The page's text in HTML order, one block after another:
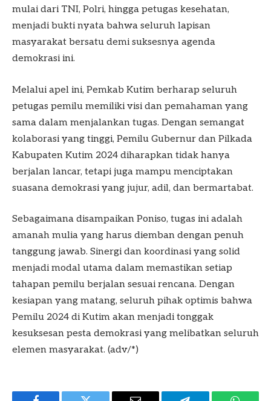
mulai dari TNI, Polri, hingga petugas kesehatan,
menjadi bukti nyata bahwa seluruh lapisan
masyarakat bersatu demi suksesnya agenda
demokrasi ini.
Melalui apel ini, Pemkab Kutim berharap seluruh
petugas pemilu memiliki visi dan pemahaman yang
sama dalam menjalankan tugas. Dengan semangat
kolaborasi yang tinggi, Pemilu Gubernur dan Pilkada
Kabupaten Kutim 2024 diharapkan tidak hanya
berjalan lancar, tetapi juga mampu menciptakan
suasana demokrasi yang jujur, adil, dan bermartabat.
Sebagaimana disampaikan Poniso, tugas ini adalah
amanah mulia yang harus diemban dengan penuh
tanggung jawab. Sinergi dan koordinasi yang solid
menjadi modal utama dalam memastikan setiap
tahapan pemilu berjalan sesuai rencana. Dengan
kesiapan yang matang, seluruh pihak optimis bahwa
Pemilu 2024 di Kutim akan menjadi tonggak
kesuksesan pesta demokrasi yang melibatkan seluruh
elemen masyarakat. (adv/*)